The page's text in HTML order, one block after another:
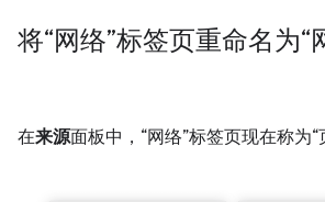
将“网络”标签页重命名为“
在来源面板中，“网络”标签页现在称为“